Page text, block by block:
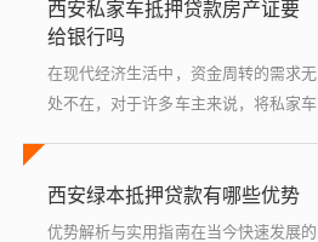
可能是一笔较大的开支，而贷款购车则
提...
西安私家车抵押贷款房产证要
给银行吗
在现代经济生活中，资金周转的需求无
处不在，对于许多车主来说，将私家车
些细节存在疑问，尤其是关于是否需要
将房产...
西安绿本抵押贷款有哪些优势
优势解析与实用指南在当今快速发展的